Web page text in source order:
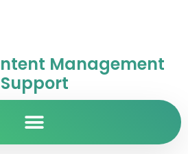
Management
Support